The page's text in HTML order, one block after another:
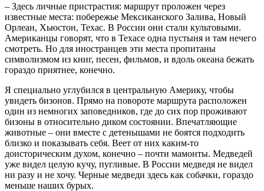
– Здесь личные пристрастия: маршрут проложен через
известные места: побережье Мексиканского Залива, Новый
Орлеан, Хьюстон, Техас. В России они стали культовыми.
Американцы говорят, что в Техасе одна пустыня и там нечего
смотреть. Но для иностранцев эти места пропитаны
символизмом из книг, песен, фильмов, и вдоль океана бежать
гораздо приятнее, конечно.
Я специально углубился в центральную Америку, чтобы
увидеть бизонов. Прямо на повороте маршрута расположен
один из немногих заповедников, где до сих пор проживают
бизоны в относительно диком состоянии. Впечатляющие
животные – они вместе с детенышами не боятся подходить
близко и показывать себя. Веет от них каким-то
доисторическим духом, конечно – почти мамонты. Медведей
уже видел целую кучу, пугливые. В России медведя не видел
ни разу и не хочу. Черные медведи здесь как собачки, гораздо
меньше наших бурых.